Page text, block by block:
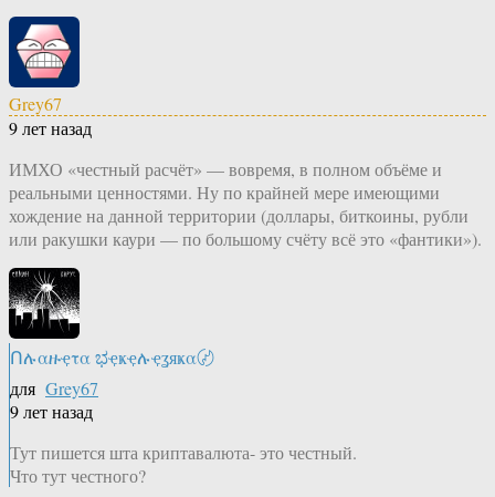
Grey67
9 лет назад
ИМХО «честный расчёт» — вовремя, в полном объёме и
реальными ценностями. Ну по крайней мере имеющими
хождение на данной территории (доллары, биткоины, рубли
или ракушки каури — по большому счёту всё это «фантики»).
Ոሉαዙҿτα ಭҿҝҿሉҿʓяҝα〄
для Grey67
9 лет назад
Тут пишется шта криптавалюта- это честный.
Что тут честного?